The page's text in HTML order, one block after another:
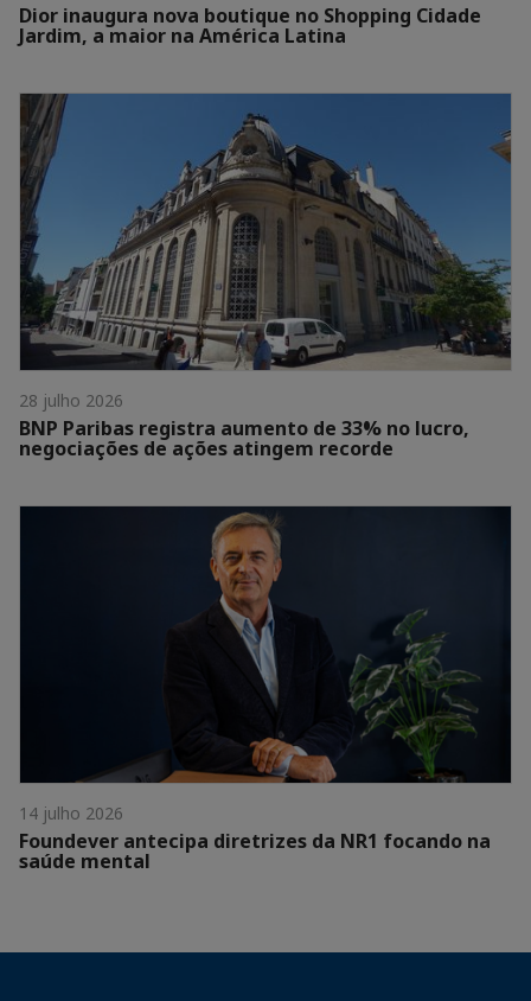
Dior inaugura nova boutique no Shopping Cidade
Jardim, a maior na América Latina
28 julho 2026
BNP Paribas registra aumento de 33% no lucro,
negociações de ações atingem recorde
14 julho 2026
Foundever antecipa diretrizes da NR1 focando na
saúde mental